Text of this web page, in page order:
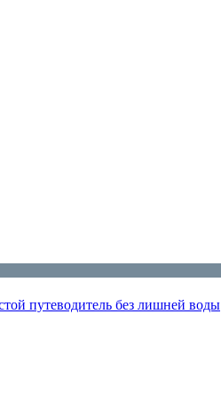
путеводитель без лишней воды